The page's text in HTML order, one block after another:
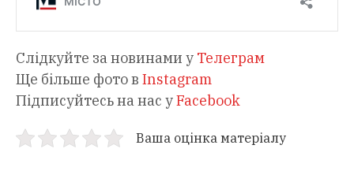
Слідкуйте за новинами у Телеграм
Ще більше фото в Instagram
Підписуйтесь на нас уFacebook
Ваша оцінка матеріалу